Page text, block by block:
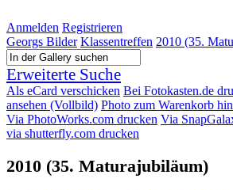
Anmelden Registrieren
Georgs Bilder Klassentreffen 2010 (35.
Erweiterte Suche
Als eCard verschicken Bei Fotokasten.de
ansehen (Vollbild) Photo zum Warenkorb
Via PhotoWorks.com drucken Via
via shutterfly.com drucken
2010 (35. Maturajubiläum)